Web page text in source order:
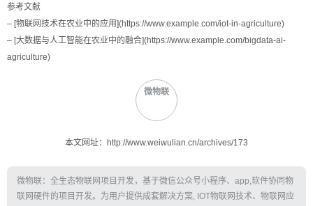
参考文献
– [物联网技术在农业中的应用](https://www.example.com/iot-in-agriculture)
– [大数据与人工智能在农业中的融合](https://www.example.com/bigdata-ai-
agriculture)
微物联
本文网址：http://www.weiwulian.cn/archives/173
微物联：全生态物联网项目开发，基于微信公众号小程序、app,软件协同物
联网硬件的项目开发。为用户提供成套解决方案, IOT物联网技术、物联网应